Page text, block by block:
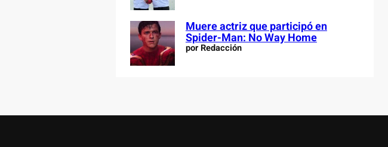
Muere actriz que participó en
Spider-Man: No Way Home
por Redacción